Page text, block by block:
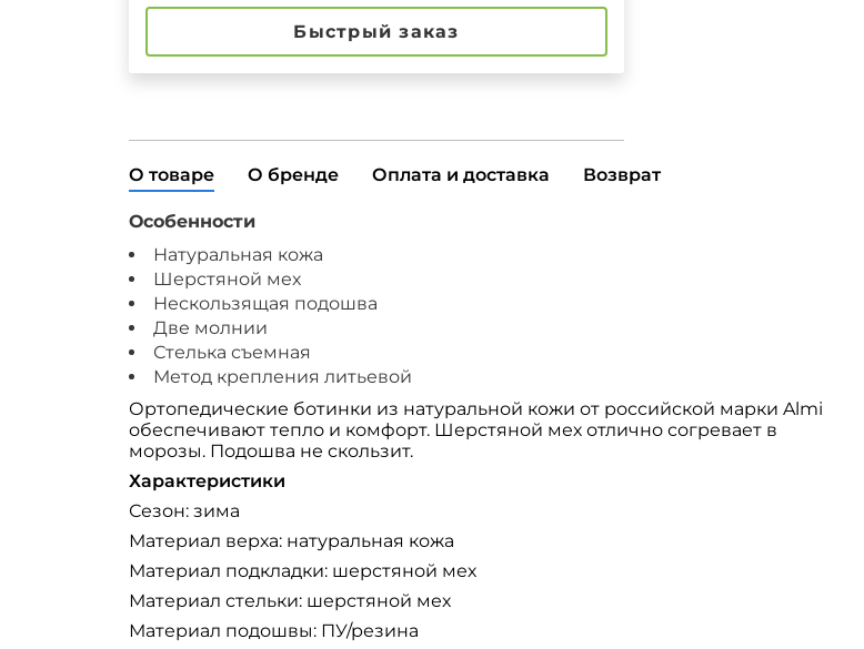
Быстрый заказ
О товаре О бренде Оплата и доставка Возврат
Особенности
Натуральная кожа
Шерстяной мех
Нескользящая подошва
Две молнии
Стелька съемная
Метод крепления литьевой
Ортопедические ботинки из натуральной кожи от российской марки Almi
обеспечивают тепло и комфорт. Шерстяной мех отлично согревает в
морозы. Подошва не скользит.
Характеристики
Сезон: зима
Материал верха: натуральная кожа
Материал подкладки: шерстяной мех
Материал стельки: шерстяной мех
Материал подошвы: ПУ/резина